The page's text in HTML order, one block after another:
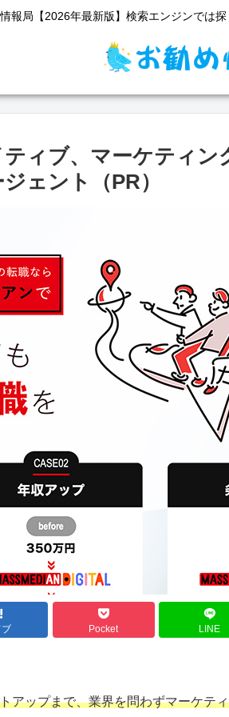
報局【2026年最新版】検索エンジンでは
ィブ、マーケティン
ェント（PR）
ブ Pocket LINE
アップまで、業界を問わずマーケテ